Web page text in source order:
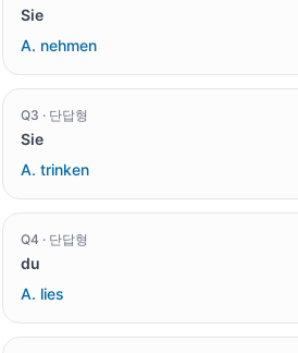
Sie
A. nehmen
Q3 · 단답형
Sie
A. trinken
Q4 · 단답형
du
A. lies